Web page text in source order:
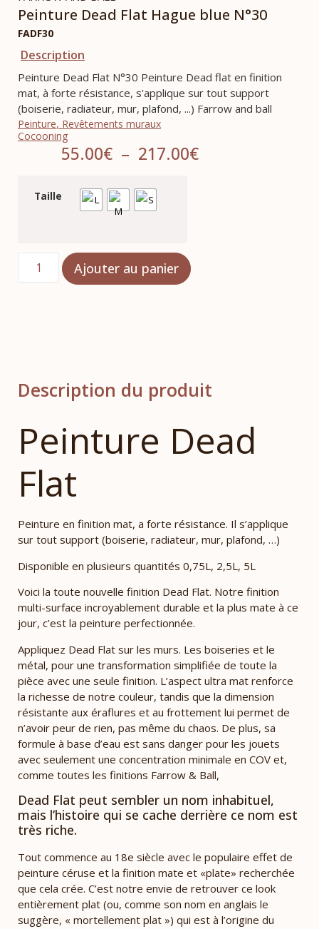
Peinture Dead Flat Hague blue N°30
FADF30
Description
Peinture Dead Flat N°30 Peinture Dead flat en finition
mat, à forte résistance, s'applique sur tout support
(boiserie, radiateur, mur, plafond, ...) Farrow and ball
Peinture, Revêtements muraux
Cocooning
55.00€ – 217.00€
Taille
Ajouter au panier
Description du produit
Peinture Dead
Flat
Peinture en finition mat, a forte résistance. Il s’applique
sur tout support (boiserie, radiateur, mur, plafond, …)
Disponible en plusieurs quantités 0,75L, 2,5L, 5L
Voici la toute nouvelle finition Dead Flat. Notre finition
multi-surface incroyablement durable et la plus mate à ce
jour, c’est la peinture perfectionnée.
Appliquez Dead Flat sur les murs. Les boiseries et le
métal, pour une transformation simplifiée de toute la
pièce avec une seule finition. L’aspect ultra mat renforce
la richesse de notre couleur, tandis que la dimension
résistante aux éraflures et au frottement lui permet de
n’avoir peur de rien, pas même du chaos. De plus, sa
formule à base d’eau est sans danger pour les jouets
avec seulement une concentration minimale en COV et,
comme toutes les finitions Farrow & Ball,
Dead Flat peut sembler un nom inhabituel,
mais l’histoire qui se cache derrière ce nom est
très riche.
Tout commence au 18e siècle avec le populaire effet de
peinture céruse et la finition mate et «plate» recherchée
que cela crée. C’est notre envie de retrouver ce look
entièrement plat (ou, comme son nom en anglais le
suggère, « mortellement plat ») qui est à l’origine du